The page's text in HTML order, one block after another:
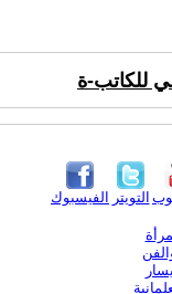
للكاتب-ة
الفيسبوك التويتر